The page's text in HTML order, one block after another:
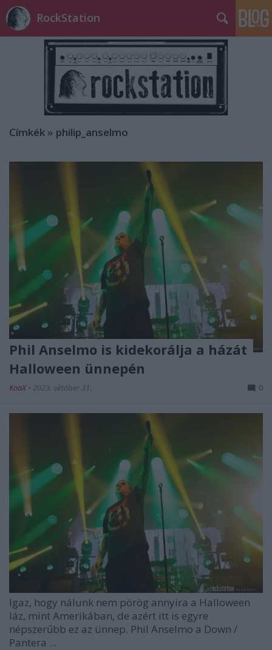
RockStation
Címkék » philip_anselmo
Phil Anselmo is kidekorálja a házát
Halloween ünnepén
KoaX • 2023. október 31. 0
Igaz, hogy nálunk nem pörög annyira a Halloween
láz, mint Amerikában, de azért itt is egyre
népszerűbb ez az ünnep. Phil Anselmo a Down /
Pantera ...